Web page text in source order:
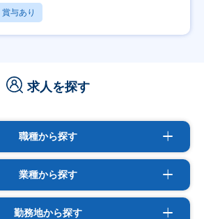
賞与あり
求人を探す
職種から探す
業種から探す
勤務地から探す